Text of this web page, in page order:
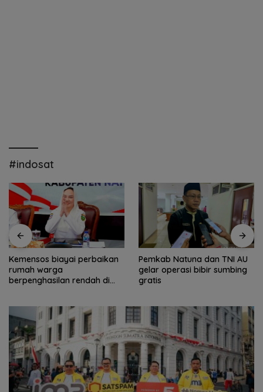
#indosat
Kemensos biayai perbaikan
rumah warga
berpenghasilan rendah di
Pemkab Natuna dan TNI AU
gelar operasi bibir sumbing
gratis